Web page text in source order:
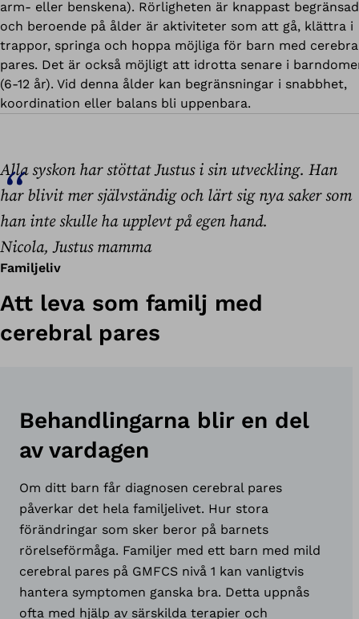
arm- eller benskena). Rörligheten är knappast
och beroende på ålder är aktiviteter som att gå, klättra i
trappor, springa och hoppa möjliga för barn med
pares. Det är också möjligt att idrotta senare i
(6-12 år). Vid denna ålder kan begränsningar i snabbhet,
koordination eller balans bli uppenbara.
Alla syskon har stöttat Justus i sin utveckling. Han
har blivit mer självständig och lärt sig nya saker som
han inte skulle ha upplevt på egen hand.
Nicola, Justus mamma
Familjeliv
Att leva som familj med
cerebral pares
Behandlingarna blir en del
av vardagen
Om ditt barn får diagnosen cerebral pares
påverkar det hela familjelivet. Hur stora
förändringar som sker beror på barnets
rörelseförmåga. Familjer med ett barn med mild
cerebral pares på GMFCS nivå 1 kan vanligtvis
hantera symptomen ganska bra. Detta uppnås
ofta med hjälp av särskilda terapier och